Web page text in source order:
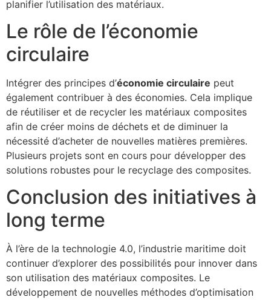
planifier l’utilisation des matériaux.
Le rôle de l’économie
circulaire
Intégrer des principes d’économie circulaire peut
également contribuer à des économies. Cela implique
de réutiliser et de recycler les matériaux composites
afin de créer moins de déchets et de diminuer la
nécessité d’acheter de nouvelles matières premières.
Plusieurs projets sont en cours pour développer des
solutions robustes pour le recyclage des composites.
Conclusion des initiatives à
long terme
À l’ère de la technologie 4.0, l’industrie maritime doit
continuer d’explorer des possibilités pour innover dans
son utilisation des matériaux composites. Le
développement de nouvelles méthodes d’optimisation